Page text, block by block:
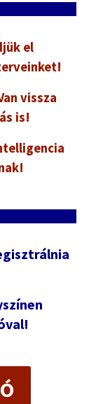
el
vissza
is!